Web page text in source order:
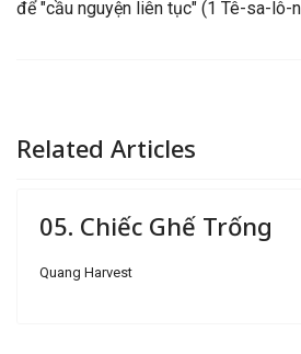
để "cầu nguyện liên tục" (1 Tê-sa-lô-
Related Articles
05. Chiếc Ghế Trống
Quang Harvest